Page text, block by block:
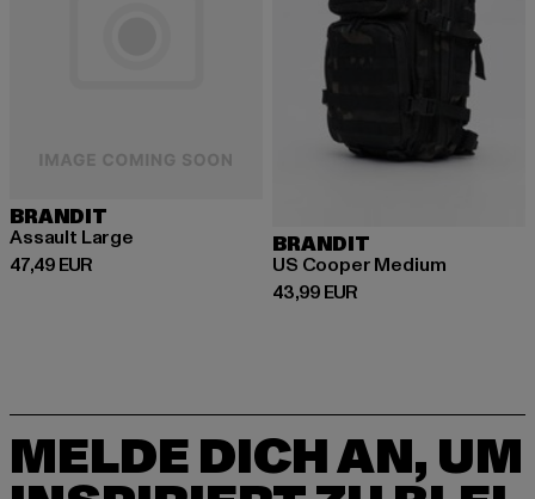
BRANDIT
Assault Large
47,49 EUR
Derzeitiger Preis: 47,49 EUR
BRANDIT
US Cooper Medium
43,99 EUR
Derzeitiger Preis: 43,99 EUR
MELDE DICH AN, UM